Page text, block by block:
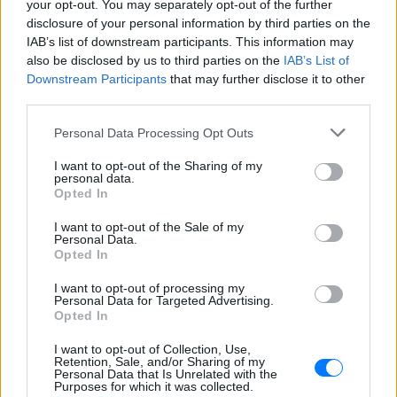
your opt-out. You may separately opt-out of the further
disclosure of your personal information by third parties on the
IAB’s list of downstream participants. This information may
also be disclosed by us to third parties on the IAB’s List of
Downstream Participants that may further disclose it to other
Personal Data Processing Opt Outs
I want to opt-out of the Sharing of my
personal data.
Opted In
I want to opt-out of the Sale of my
Personal Data.
Opted In
I want to opt-out of processing my
Personal Data for Targeted Advertising.
Opted In
I want to opt-out of Collection, Use,
Retention, Sale, and/or Sharing of my
Personal Data that Is Unrelated with the
Purposes for which it was collected.
ΔΕΙΤΕ ΕΠΙΣΗΣ
Διακοπές στη Μύκονο για τη
φωτογραφίες με μαγιό στην
παραλία
ΣΉΜΕΡΑ